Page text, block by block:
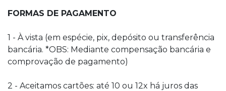
FORMAS DE PAGAMENTO
1 - À vista (em espécie, pix, depósito ou transferência
bancária. *OBS: Mediante compensação bancária e
comprovação de pagamento)
2 - Aceitamos cartões: até 10 ou 12x há juros das